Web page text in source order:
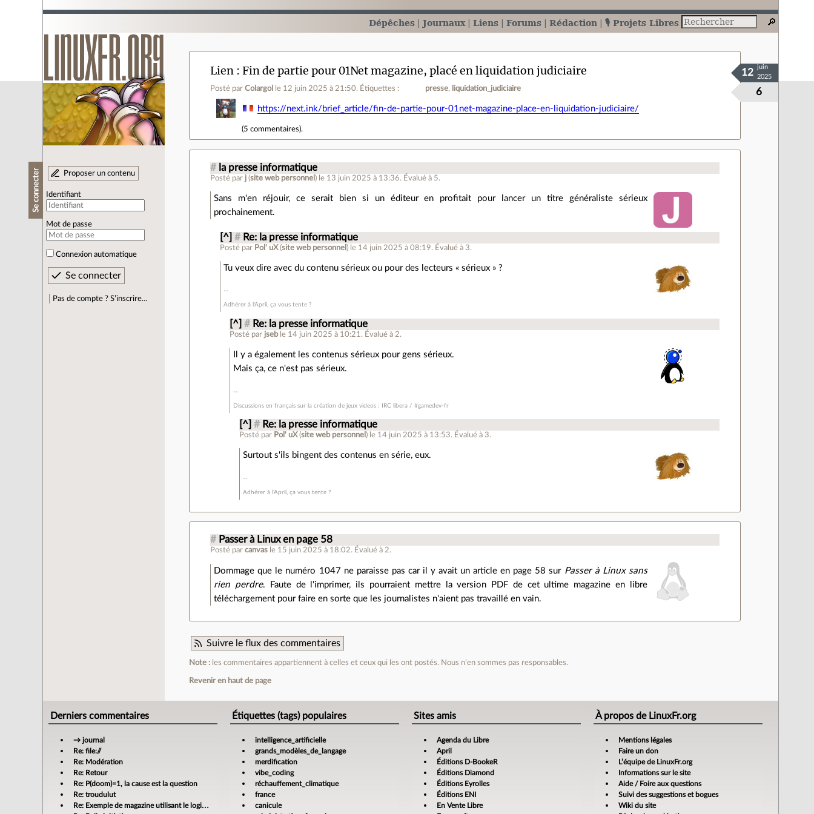
Dépêches Journaux Liens Forums Rédaction 🎙️ Projets Libres
Se connecter Proposer un contenu
Identifiant
Mot de passe
Connexion automatique
Pas de compte ? S’inscrire…
Lien Fin de partie pour 01Net magazine, placé en liquidation judiciaire
Posté parColargol le 12 juin 2025 à 21:50. Étiquettes : presse liquidation_judiciaire 6
12
juin
2025
https://next.ink/brief_article/fin-de-partie-pour-01net-magazine-place-en-liquidation-judiciaire/
(5 commentaires).
# la presse informatique
Posté par j (site web personnel ) le 13 juin 2025 à 13:36. Évalué à 5.
Sans m'en réjouir, ce serait bien si un éditeur en profitait pour lancer un titre généraliste sérieux
prochainement.
[^] # Re: la presse informatique
Posté par Pol' uX (site web personnel ) le 14 juin 2025 à 08:19. Évalué à 3.
Tu veux dire avec du contenu sérieux ou pour des lecteurs « sérieux » ?
Adhérer à l'April, ça vous tente ?
[^] # Re: la presse informatique
Posté par jseb le 14 juin 2025 à 10:21 . Évalué à 2.
Il y a également les contenus sérieux pour gens sérieux.
Mais ça, ce n'est pas sérieux.
Discussions en français sur la création de jeux videos : IRC libera / #gamedev-fr
[^] # Re: la presse informatique
Posté par Pol' uX (site web personnel ) le 14 juin 2025 à 13:53. Évalué à 3.
Surtout s'ils bingent des contenus en série, eux.
Adhérer à l'April, ça vous tente ?
# Passer à Linux en page 58
Posté parcanvas le 15 juin 2025 à 18:02. Évalué à 2.
Dommage que le numéro 1047 ne paraisse pas car il y avait un article en page 58 sur Passer à Linux sans
rien perdre. Faute de l'imprimer, ils pourraient mettre la version PDF de cet ultime magazine en libre
téléchargement pour faire en sorte que les journalistes n'aient pas travaillé en vain.
Suivre le flux des commentaires
Note : les commentaires appartiennent à celles et ceux qui les ont postés. Nous n’en sommes pas responsables.
Revenir en haut de page
Derniers commentaires
→ journal
Re: file://
Re: Modération
Re: Retour
Re: P(doom)=1, la cause est la question
Re: troudulut
Re: Exemple de magazine utilisant le logiciel libre Scribus
Étiquettes (tags) populaires
intelligence_artificielle
grands_modèles_de_langage
merdification
vibe_coding
réchauffement_climatique
france
canicule
Sites amis
Agenda du Libre
April
Éditions D-BookeR
Éditions Diamond
Éditions Eyrolles
Éditions ENI
En Vente Libre
À propos de LinuxFr.org
Mentions légales
Faire un don
L’équipe de LinuxFr.org
Informations sur le site
Aide / Foire aux questions
Suivi des suggestions et bogues
Wiki du site